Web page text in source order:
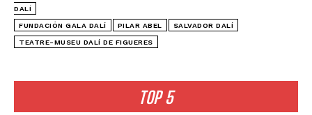
TOP 5
DALÍ
FUNDACIÓN GALA DALÍ PILAR ABEL SALVADOR DALÍ
TEATRE-MUSEU DALÍ DE FIGUERES